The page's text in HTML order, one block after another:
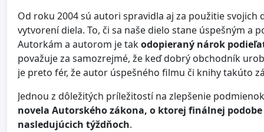
Od roku 2004 sú autori spravidla aj za použitie
vytvorení diela. To, či sa naše dielo stane úspešným a
Autorkám a autorom je takodopieraný nárok
považuje za samozrejmé, že keď dobrý obchodník
je preto fér, že autor úspešného filmu či knihy takúto
Jednou z dôležitých príležitostí na zlepšenie
novela Autorského zákona, o ktorej finálnej podobe
nasledujúcich týždňoch.